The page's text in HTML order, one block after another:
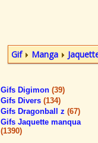
Gif Manga
Gifs Digimon (39)
Gifs Divers (134)
Gifs Dragonball z (67)
Gifs Jaquette manqua
(1390)